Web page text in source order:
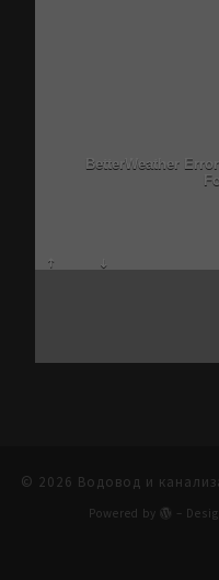
BetterWeather
© 2026 Водовод и
Powered by –